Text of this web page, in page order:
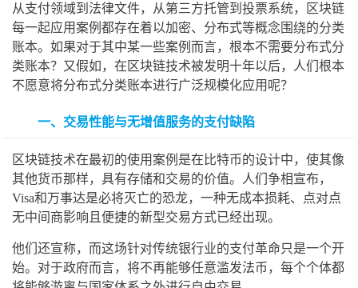
从支付领域到法律文件，从第三方托管到投票系统，区块链
每一起应用案例都存在着以加密、分布式等概念围绕的分类
账本。如果对于其中某一些案例而言，根本不需要分布式分
类账本？又假如，在区块链技术被发明十年以后，人们根本
不愿意将分布式分类账本进行广泛规模化应用呢？
一、交易性能与无增值服务的支付缺陷
区块链技术在最初的使用案例是在比特币的设计中，使其像
其他货币那样，具有存储和交易的价值。人们争相宣布，
Visa和万事达是必将灭亡的恐龙，一种无成本损耗、点对点
无中间商影响且便捷的新型交易方式已经出现。
他们还宣称，而这场针对传统银行业的支付革命只是一个开
始。对于政府而言，将不再能够任意滥发法币，每个个体都